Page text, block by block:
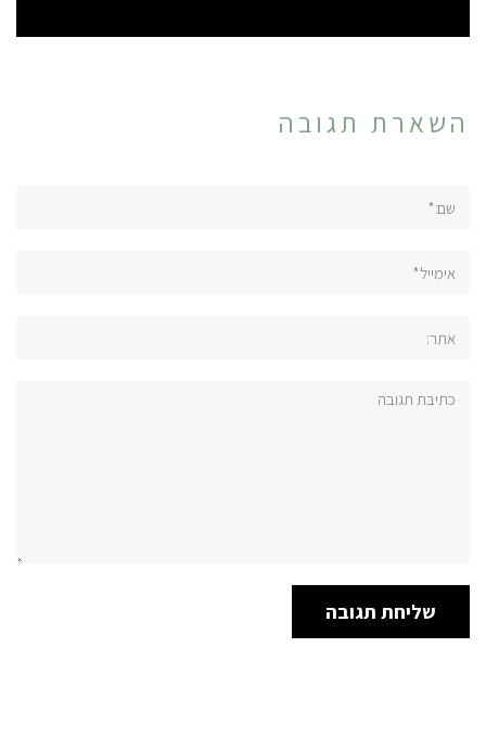
השארת תגובה